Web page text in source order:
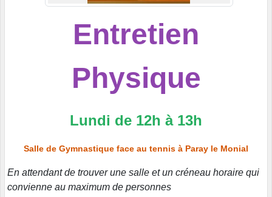
Entretien
Physique
Lundi de 12h à 13h
Salle de Gymnastique face au tennis à Paray le Monial
En attendant de trouver une salle et un créneau horaire qui
convienne au maximum de personnes